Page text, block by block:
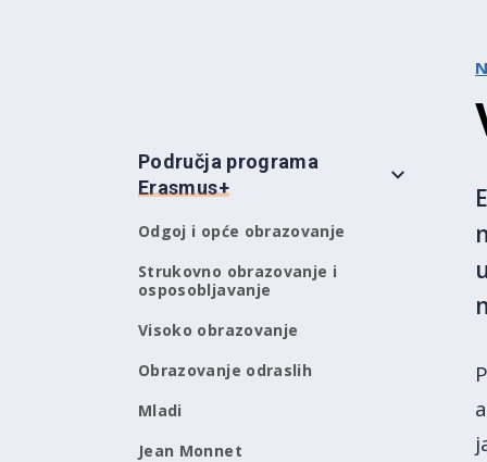
Područja programa
Erasmus+
Odgoj i opće obrazovanje
Strukovno obrazovanje i
osposobljavanje
Visoko obrazovanje
Obrazovanje odraslih
Mladi
Jean Monnet